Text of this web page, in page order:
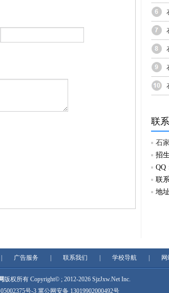
联
石
招
QQ
联
地
广告服务 联系我们 学校导航
版权所有 Copyright© ; 2012-2026 SjzJxw.Net Inc.
号-3 冀公网安备 13019902000492号